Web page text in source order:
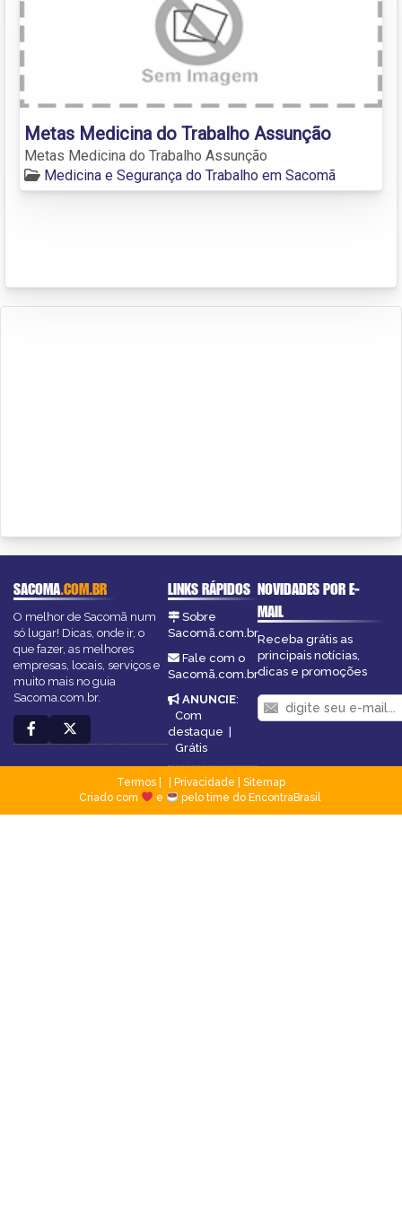
Metas Medicina do Trabalho Assunção
Metas Medicina do Trabalho Assunção
Medicina e Segurança do Trabalho em Sacomã
SACOMA.COM.BR
O melhor de Sacomã num
só lugar! Dicas, onde ir, o
que fazer, as melhores
empresas, locais, serviços e
muito mais no guia
Sacoma.com.br.
LINKS RÁPIDOS
Sobre
Sacomã.com.br
Fale com o
Sacomã.com.br
ANUNCIE:
Com
destaque |
Grátis
NOVIDADES POR E-
MAIL
Receba grátis as
principais notícias,
dicas e promoções
Termos Privacidade
Sitemap
Criado com
e pelo time do EncontraBrasil